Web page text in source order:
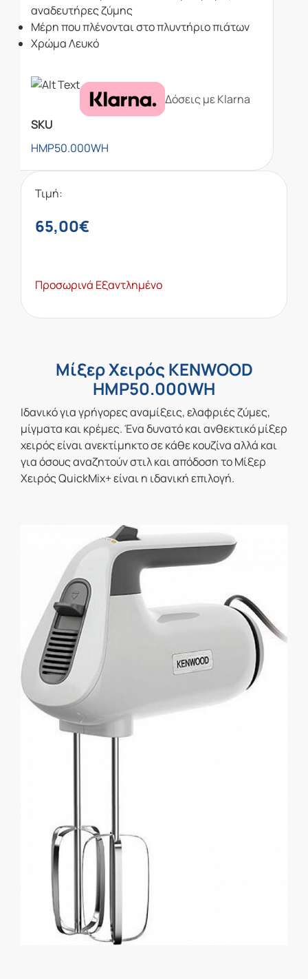
αναδευτήρες ζύμης
Μέρη που πλένονται στο πλυντήριο πιάτων
Χρώμα Λευκό
Δόσεις με Klarna
SKU
HMP50.000WH
Τιμή:
65,00€
Προσωρινά Εξαντλημένο
Μίξερ Χειρός KENWOOD
HMP50.000WH
Ιδανικό για γρήγορες αναμίξεις, ελαφριές ζύμες,
μίγματα και κρέμες. Ένα δυνατό και ανθεκτικό μίξερ
χειρός είναι ανεκτίμηκτο σε κάθε κουζίνα αλλά και
για όσους αναζητούν στιλ και απόδοση το Μίξερ
Χειρός QuickMix+ είναι η ιδανική επιλογή.